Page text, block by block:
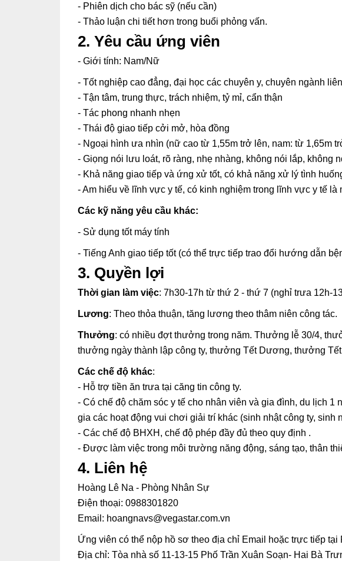
- Phiên dịch cho bác sỹ (nếu cần)
- Thảo luận chi tiết hơn trong buổi phỏng vấn.
2. Yêu cầu ứng viên
- Giới tính: Nam/Nữ
- Tốt nghiệp cao đẳng, đại học các chuyên y, chuyên ngành
- Tận tâm, trung thực, trách nhiệm, tỷ mỉ, cẩn thận
- Tác phong nhanh nhẹn
- Thái độ giao tiếp cởi mở, hòa đồng
- Ngoại hình ưa nhìn (nữ cao từ 1,55m trở lên, nam: từ 1,65m
- Giọng nói lưu loát, rõ ràng, nhẹ nhàng, không nói lắp, không
- Khả năng giao tiếp và ứng xử tốt, có khả năng xử lý tình
- Am hiểu về lĩnh vực y tế, có kinh nghiệm trong lĩnh vực y tế là
Các kỹ năng yêu cầu khác:
- Sử dụng tốt máy tính
- Tiếng Anh giao tiếp tốt (có thể trực tiếp trao đổi hướng dẫn
3. Quyền lợi
Thời gian làm việc: 7h30-17h từ thứ 2 - thứ 7 (nghỉ trưa 12h-
Lương: Theo thỏa thuận, tăng lương theo thâm niên công tác.
Thưởng: có nhiều đợt thưởng trong năm. Thưởng lễ 30/4,
thưởng ngày thành lập công ty, thưởng Tết Dương, thưởng
Các chế độ khác:
- Hỗ trợ tiền ăn trưa tại căng tin công ty.
- Có chế độ chăm sóc y tế cho nhân viên và gia đình, du lịch
gia các hoạt động vui chơi giải trí khác (sinh nhật công ty, sinh
- Các chế độ BHXH, chế độ phép đầy đủ theo quy định .
- Được làm việc trong môi trường năng động, sáng tạo, thân
4. Liên hệ
Hoàng Lê Na - Phòng Nhân Sự
Điện thoại: 0988301820
Email: hoangnavs@vegastar.com.vn
Ứng viên có thể nộp hồ sơ theo địa chỉ Email hoặc trực tiếp
Địa chỉ: Tòa nhà số 11-13-15 Phố Trần Xuân Soạn- Hai Bà